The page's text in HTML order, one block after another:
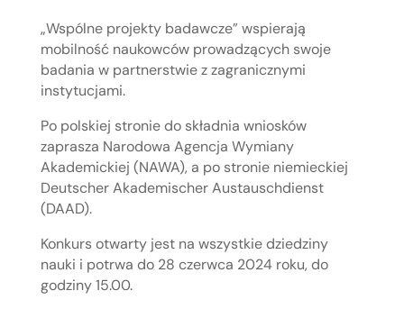
„Wspólne projekty badawcze” wspierają
mobilność naukowców prowadzących swoje
badania w partnerstwie z zagranicznymi
instytucjami.
Po polskiej stronie do składnia wniosków
zaprasza Narodowa Agencja Wymiany
Akademickiej (NAWA), a po stronie niemieckiej
Deutscher Akademischer Austauschdienst
(DAAD).
Konkurs otwarty jest na wszystkie dziedziny
nauki i potrwa do 28 czerwca 2024 roku, do
godziny 15.00.